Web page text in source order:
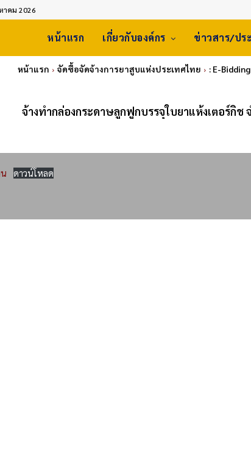
าคม 2026
หน้าแรก เกี่ยวกับองค์กร ข่าวสาร/ปร
หน้าแรก จัดซื้อจัดจ้างการยาสูบแห่งประเทศไทย : E-Bidding
จ้างทำกล่องกระดาษลูกฟูกบรรจุใบยาแห้งเตอร์กิช
ดาวน์โหลด